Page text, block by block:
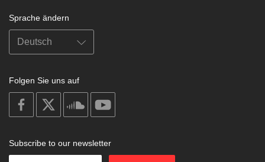
Sprache ändern
Folgen Sie uns auf
on
facebook
soundcloud
Subscribe to our newsletter